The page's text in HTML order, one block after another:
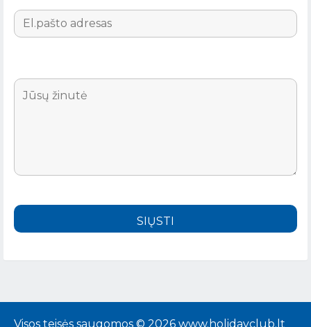
Visos teisės saugomos © 2026 www.holidayclub.lt